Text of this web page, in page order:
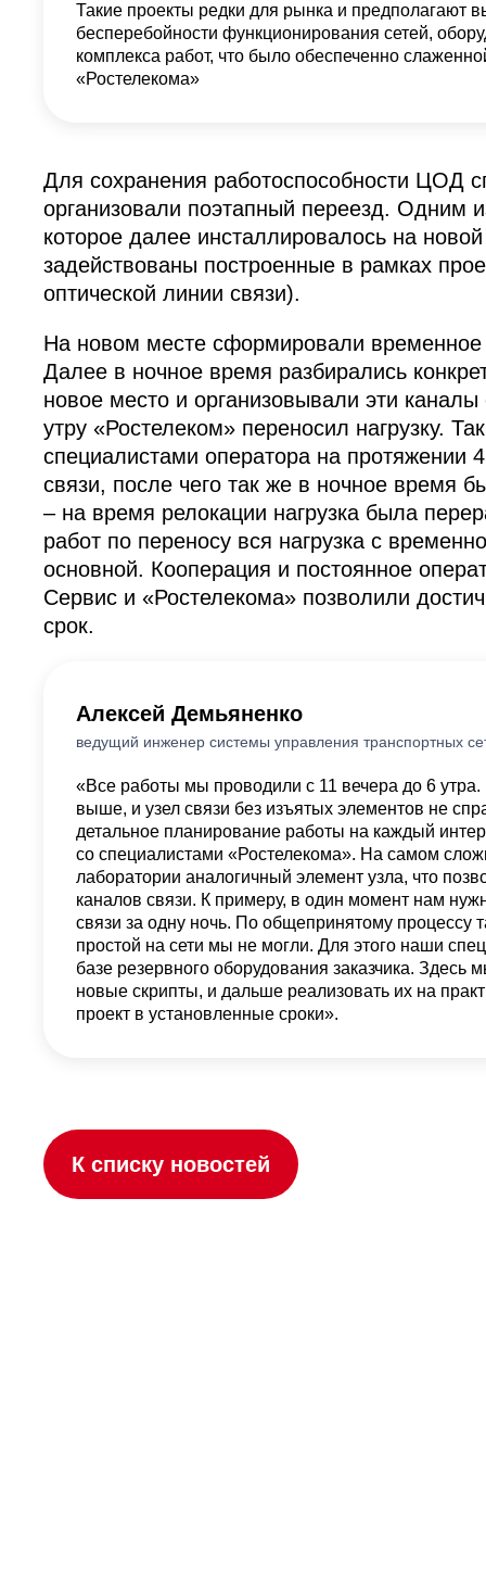
Такие проекты редки для рынка и предполагают
бесперебойности функционирования сетей,
комплекса работ, что было обеспеченно
«Ростелекома»
Для сохранения работоспособности ЦОД
организовали поэтапный переезд. Одним
которое далее инсталлировалось на
задействованы построенные в рамках
оптической линии связи).
На новом месте сформировали
Далее в ночное время разбирались
новое место и организовывали эти
утру «Ростелеком» переносил нагрузку.
специалистами оператора на протяжении
связи, после чего так же в ночное время
– на время релокации нагрузка была
работ по переносу вся нагрузка с
основной. Кооперация и постоянное
Сервис и «Ростелекома» позволили
срок.
Алексей Демьяненко
ведущий инженер системы управления транспортных
«Все работы мы проводили с 11 вечера до 6 утра.
выше, и узел связи без изъятых элементов не
детальное планирование работы на каждый
со специалистами «Ростелекома». На самом
лаборатории аналогичный элемент узла, что
каналов связи. К примеру, в один момент нам
связи за одну ночь. По общепринятому процессу
простой на сети мы не могли. Для этого наши
базе резервного оборудования заказчика.
новые скрипты, и дальше реализовать их на
проект в установленные сроки».
К списку новостей